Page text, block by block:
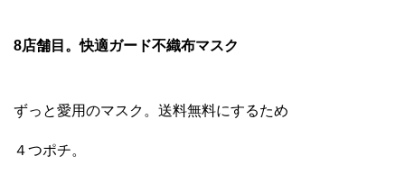
8店舗目。快適ガード不織布マスク
ずっと愛用のマスク。送料無料にするため
４つポチ。